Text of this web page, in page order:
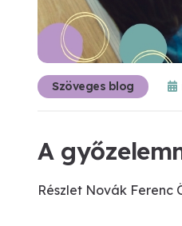
Szöveges blog
A
Részlet Novák Ferenc